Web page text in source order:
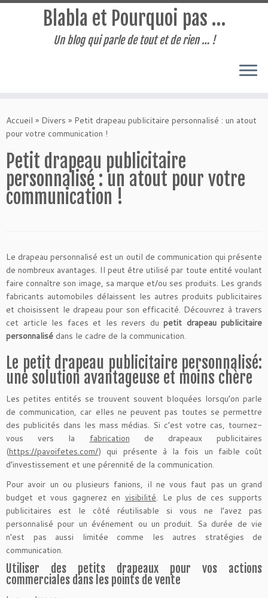
au
contenu
Blabla et Pourquoi pas …
Un blog qui parle de tout et de rien … !
Accueil » Divers » Petit drapeau publicitaire personnalisé : un atout
pour votre communication !
Petit drapeau publicitaire
personnalisé : un atout pour votre
communication !
Le drapeau personnalisé est un outil de communication qui présente
de nombreux avantages. Il peut être utilisé par toute entité voulant
faire connaître son image, sa marque et/ou ses produits. Les grands
fabricants automobiles délaissent les autres produits publicitaires
et choisissent le drapeau pour son efficacité. Découvrez à travers
cet article les faces et les revers du petit drapeau publicitaire
personnalisé dans le cadre de la communication.
Le petit drapeau publicitaire personnalisé:
une solution avantageuse et moins chère
Les petites entités se trouvent souvent bloquées lorsqu’on parle
de communication, car elles ne peuvent pas toutes se permettre
des publicités dans les mass médias. Si c’est votre cas, tournez-
vous vers la fabrication de drapeaux publicitaires
(https://pavoifetes.com/) qui présente à la fois un faible coût
d’investissement et une pérennité de la communication.
Pour avoir un ou plusieurs fanions, il ne vous faut pas un grand
budget et vous gagnerez en visibilité. Le plus de ces supports
publicitaires est le côté réutilisable si vous ne l’avez pas
personnalisé pour un événement ou un produit. Sa durée de vie
n’est pas aussi limitée comme les autres stratégies de
communication.
Utiliser des petits drapeaux pour vos actions
commerciales dans les points de vente